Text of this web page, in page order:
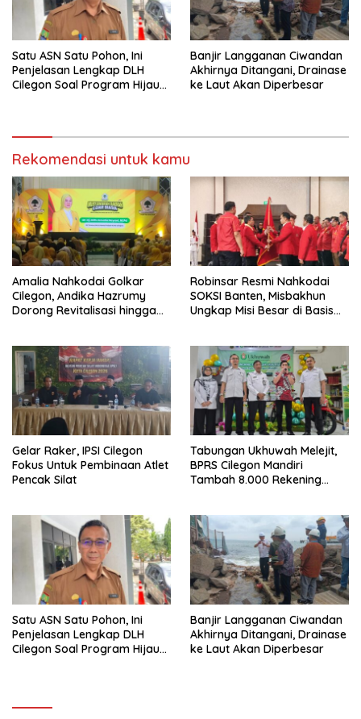
Satu ASN Satu Pohon, Ini
Penjelasan Lengkap DLH
Cilegon Soal Program Hijau
Banjir Langganan Ciwandan
Akhirnya Ditangani, Drainase
ke Laut Akan Diperbesar
Rekomendasi untuk kamu
Amalia Nahkodai Golkar
Cilegon, Andika Hazrumy
Dorong Revitalisasi hingga
Robinsar Resmi Nahkodai
SOKSI Banten, Misbakhun
Ungkap Misi Besar di Basis
Gelar Raker, IPSI Cilegon
Fokus Untuk Pembinaan Atlet
Pencak Silat
Tabungan Ukhuwah Melejit,
BPRS Cilegon Mandiri
Tambah 8.000 Rekening
Satu ASN Satu Pohon, Ini
Penjelasan Lengkap DLH
Cilegon Soal Program Hijau
Banjir Langganan Ciwandan
Akhirnya Ditangani, Drainase
ke Laut Akan Diperbesar